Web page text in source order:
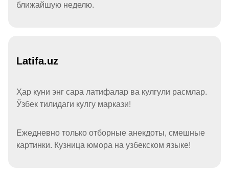
ближайшую неделю.
Latifa.uz
Ҳар куни энг сара латифалар ва кулгули расмлар.
Ўзбек тилидаги кулгу маркази!
Ежедневно только отборные анекдоты, смешные
картинки. Кузница юмора на узбекском языке!